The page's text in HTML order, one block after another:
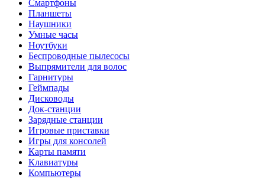
Смартфоны
Планшеты
Наушники
Умные часы
Ноутбуки
Беспроводные пылесосы
Выпрямители для волос
Гарнитуры
Геймпады
Дисководы
Док-станции
Зарядные станции
Игровые приставки
Игры для консолей
Карты памяти
Клавиатуры
Компьютеры